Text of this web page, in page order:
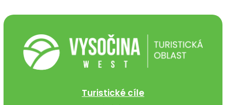
Turistické cíle